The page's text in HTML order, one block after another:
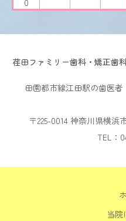
0
荏田ファミリー歯科・矯正歯
田園都市線江田駅の歯医
〒225-0014 神奈川県横
TEL：
当院